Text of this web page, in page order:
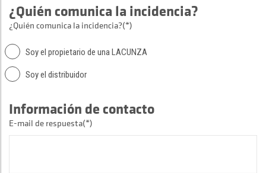
¿Quién comunica la incidencia?
¿Quién comunica la incidencia?(*)
Soy el propietario de una LACUNZA
Soy el distribuidor
Información de contacto
E-mail de respuesta(*)